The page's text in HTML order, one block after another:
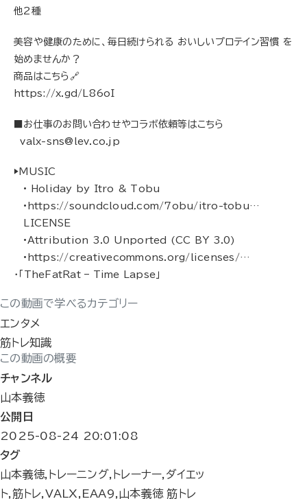
他2種
美容や健康のために、毎日続けられる おいしいプロテイン習慣 を
始めませんか？
商品はこちら🔗
https://x.gd/L86oI
■お仕事のお問い合わせやコラボ依頼等はこちら
valx-sns@lev.co.jp
▶︎MUSIC
• Holiday by Itro & Tobu
•https://soundcloud.com/7obu/itro-tobu…
LICENSE
•Attribution 3.0 Unported (CC BY 3.0)
•https://creativecommons.org/licenses/…
・「TheFatRat – Time Lapse」
この動画で学べるカテゴリー
エンタメ
筋トレ知識
この動画の概要
チャンネル
山本義徳
公開日
2025-08-24 20:01:08
タグ
山本義徳,トレーニング,トレーナー,ダイエッ
ト,筋トレ,VALX,EAA9,山本義徳 筋トレ